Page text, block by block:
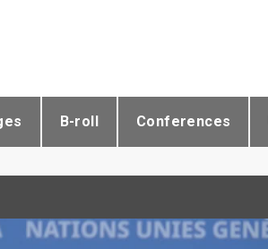
B-roll Conferences